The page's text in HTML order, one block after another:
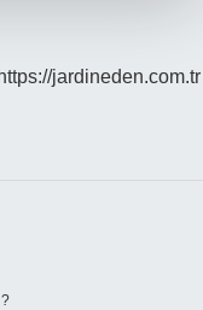
https://jardineden.com.tr